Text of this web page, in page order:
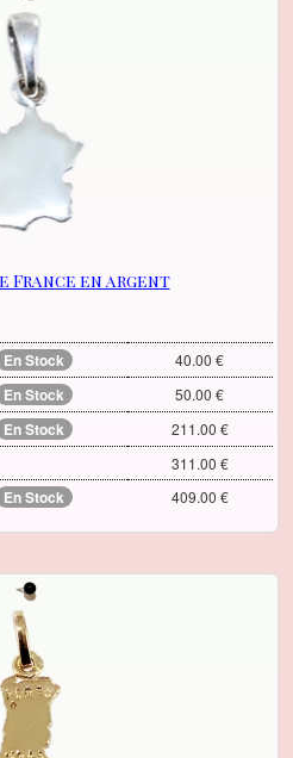
France en argent
En Stock
40.00 €
En Stock
50.00 €
En Stock
211.00 €
311.00 €
En Stock 409.00 €